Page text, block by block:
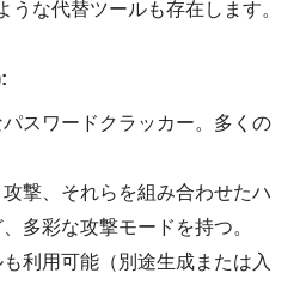
うな代替ツールも存在します。
スワードクラッカー。多くの
撃、それらを組み合わせたハ
多彩な攻撃モードを持つ。
利用可能（別途生成または入